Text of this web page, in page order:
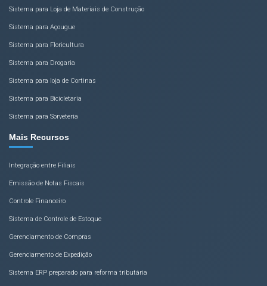
Sistema para Loja de Materiais de Construção
Sistema para Açougue
Sistema para Floricultura
Sistema para Drogaria
Sistema para loja de Cortinas
Sistema para Bicicletaria
Sistema para Sorveteria
Mais Recursos
Integração entre Filiais
Emissão de Notas Fiscais
Controle Financeiro
Sistema de Controle de Estoque
Gerenciamento de Compras
Gerenciamento de Expedição
Sistema ERP preparado para reforma tributária